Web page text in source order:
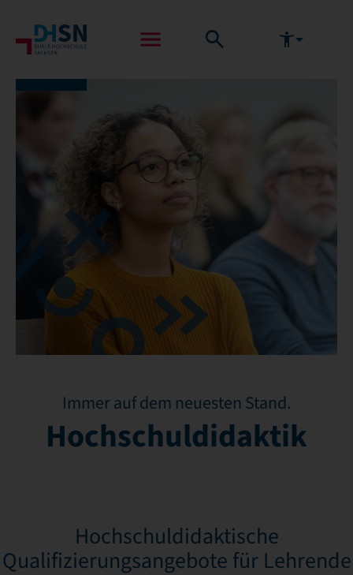
Immer auf dem neuesten Stand.
Hochschuldidaktik
Hochschuldidaktische
Qualifizierungsangebote für Lehrende